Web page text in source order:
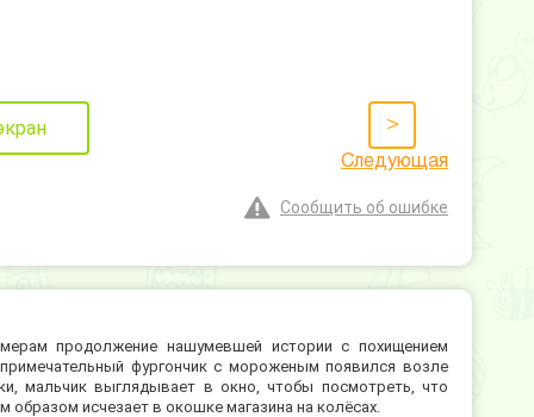
>
Следующая
Сообщить об ошибке
продолжение нашумевшей истории с похищением
фургончик с мороженым появился возле
мальчик выглядывает в окно, чтобы посмотреть, что
образом исчезает в окошке магазина на колёсах.